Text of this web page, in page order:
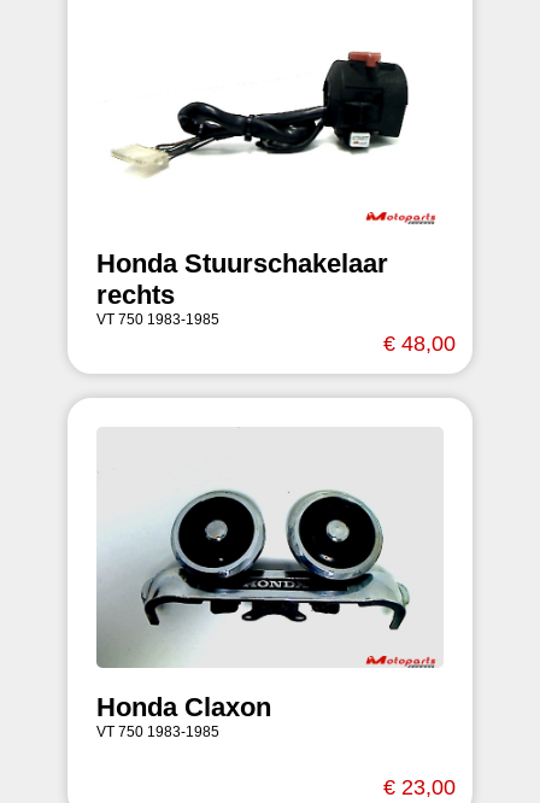
Honda Stuurschakelaar
rechts
VT 750 1983-1985
€ 48,00
Honda Claxon
VT 750 1983-1985
€ 23,00